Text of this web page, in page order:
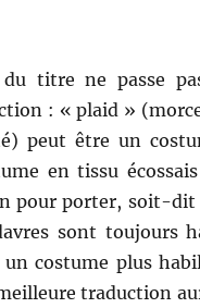
titre ne passe
: « plaid »
peut être un
en tissu
pour porter, soit-dit
sont toujours
un costume plus
traduction